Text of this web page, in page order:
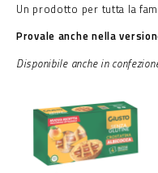
Un prodotto per tutta la
Provale anche nella
Disponibile anche in